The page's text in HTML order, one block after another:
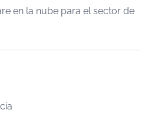
en la nube para el sector de